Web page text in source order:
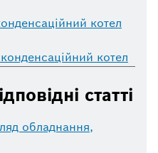
котел
котел
статті
обладнання,